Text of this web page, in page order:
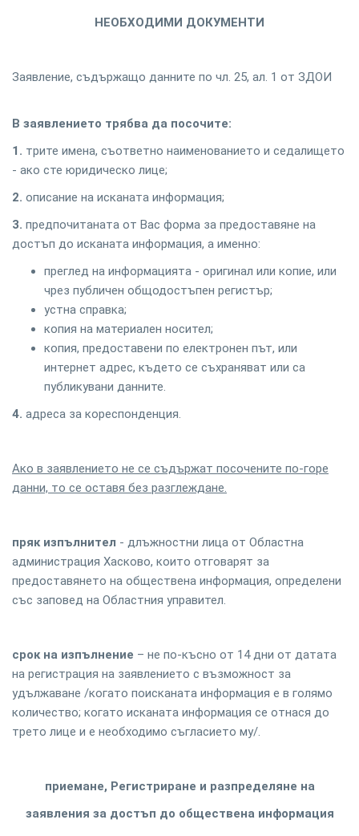
НЕОБХОДИМИ ДОКУМЕНТИ
Заявление, съдържащо данните по чл. 25, ал. 1 от ЗДОИ
В заявлението трябва да посочите:
1. трите имена, съответно наименованието и седалището
- ако сте юридическо лице;
2. описание на исканата информация;
3. предпочитаната от Вас форма за предоставяне на
достъп до исканата информация, а именно:
преглед на информацията - оригинал или копие, или
чрез публичен общодостъпен регистър;
устна справка;
копия на материален носител;
копия, предоставени по електронен път, или
интернет адрес, където се съхраняват или са
публикувани данните.
4. адреса за кореспонденция.
Ако в заявлението не се съдържат посочените по-горе
данни, то се оставя без разглеждане.
пряк изпълнител - длъжностни лица от Областна
администрация Хасково, които отговарят за
предоставянето на обществена информация, определени
със заповед на Областния управител.
срок на изпълнение – не по-късно от 14 дни от датата
на регистрация на заявлението с възможност за
удължаване /когато поисканата информация е в голямо
количество; когато исканата информация се отнася до
трето лице и е необходимо съгласието му/.
приемане, Регистриране и разпределяне на
заявления за достъп до обществена информация